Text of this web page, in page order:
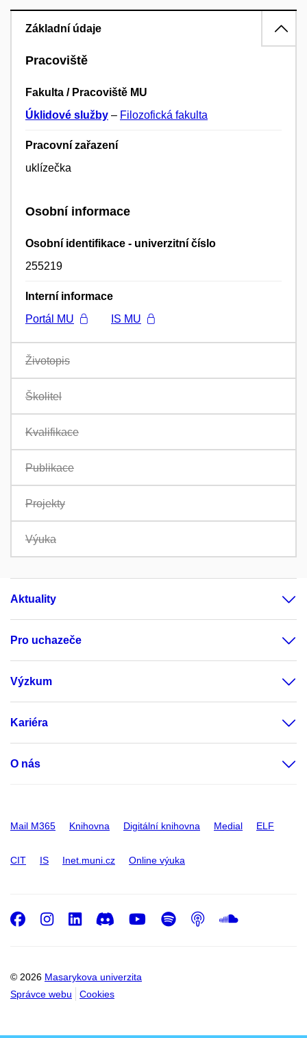
Základní údaje
Pracoviště
Fakulta / Pracoviště MU
Úklidové služby – Filozofická fakulta
Pracovní zařazení
uklízečka
Osobní informace
Osobní identifikace - univerzitní číslo
255219
Interní informace
Portál MU
IS MU
Životopis
Školitel
Kvalifikace
Publikace
Projekty
Výuka
Aktuality
Pro uchazeče
Výzkum
Kariéra
O nás
Mail M365 Knihovna Digitální knihovna Medial ELF
CIT IS Inet.muni.cz Online výuka
© 2026 Masarykova univerzita
Správce webu
Cookies
Facebook
Instagram
LinkedIn
DiscordYoutube
Spotify
Podcast